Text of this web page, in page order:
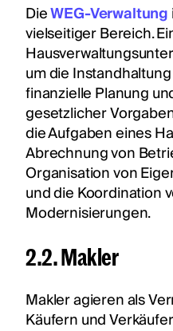
DieWEG-Verwaltung
vielseitiger Bereich.
um die
finanzielle Planung
gesetzlicher
die Aufgaben eines
Abrechnung von
Organisation von
und die Koordination
Modernisierungen.
2.2. Makler
Makler agieren als
Käufern und